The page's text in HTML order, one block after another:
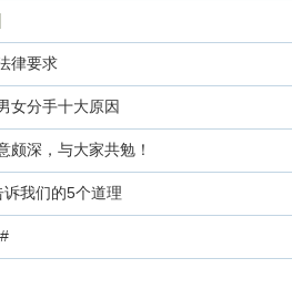
律要求
女分手十大原因
颇深，与大家共勉！
诉我们的5个道理